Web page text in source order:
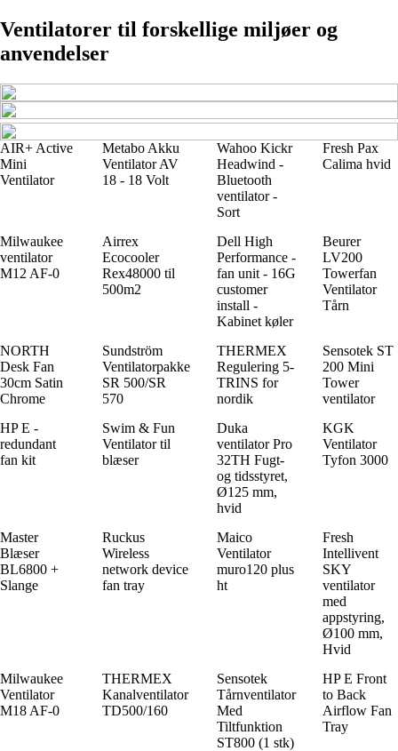
Ventilatorer til forskellige miljøer og
anvendelser
AIR+ Active
Mini
Ventilator
Metabo Akku
Ventilator AV
18 - 18 Volt
Wahoo Kickr
Headwind -
Bluetooth
ventilator -
Sort
Fresh Pax
Calima hvid
Milwaukee
ventilator
M12 AF-0
Airrex
Ecocooler
Rex48000 til
500m2
Dell High
Performance -
fan unit - 16G
customer
install -
Kabinet køler
Beurer
LV200
Towerfan
Ventilator
Tårn
NORTH
Desk Fan
30cm Satin
Chrome
Sundström
Ventilatorpakke
SR 500/SR
570
THERMEX
Regulering 5-
TRINS for
nordik
Sensotek ST
200 Mini
Tower
ventilator
HP E -
redundant
fan kit
Swim & Fun
Ventilator til
blæser
Duka
ventilator Pro
32TH Fugt-
og tidsstyret,
Ø125 mm,
hvid
KGK
Ventilator
Tyfon 3000
Master
Blæser
BL6800 +
Slange
Ruckus
Wireless
network device
fan tray
Maico
Ventilator
muro120 plus
ht
Fresh
Intellivent
SKY
ventilator
med
appstyring,
Ø100 mm,
Hvid
Milwaukee
Ventilator
M18 AF-0
THERMEX
Kanalventilator
TD500/160
Sensotek
Tårnventilator
Med
Tiltfunktion
ST800 (1 stk)
HP E Front
to Back
Airflow Fan
Tray